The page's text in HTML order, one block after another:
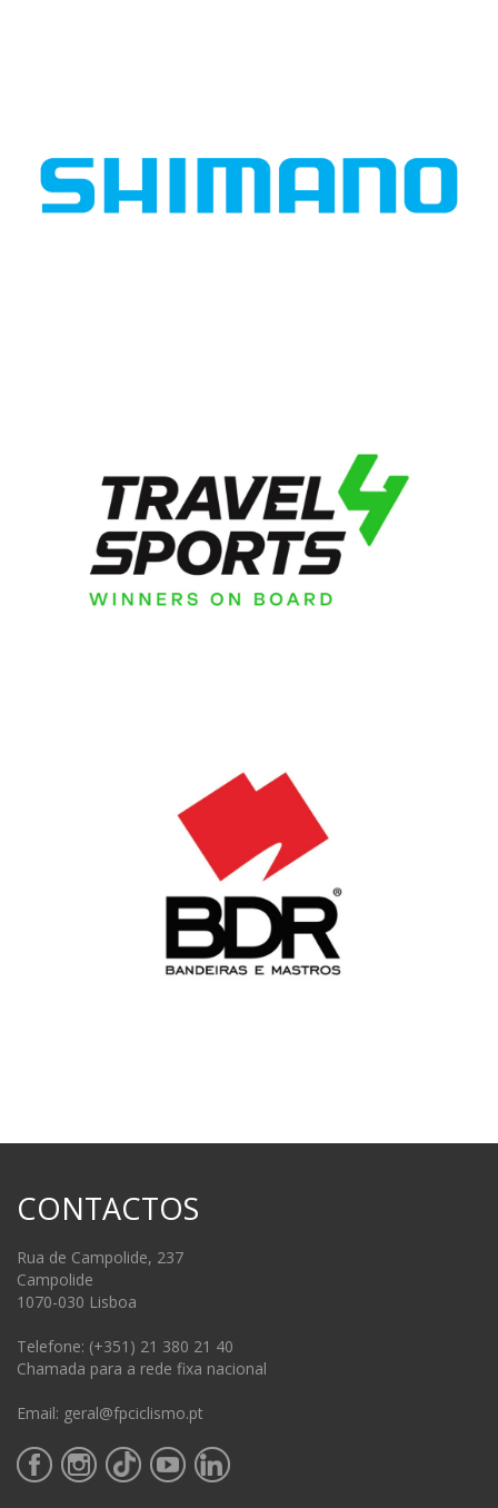
CONTACTOS
Rua de Campolide, 237
Campolide
1070-030 Lisboa
Telefone: (+351) 21 380 21 40
Chamada para a rede fixa nacional
Email: geral@fpciclismo.pt